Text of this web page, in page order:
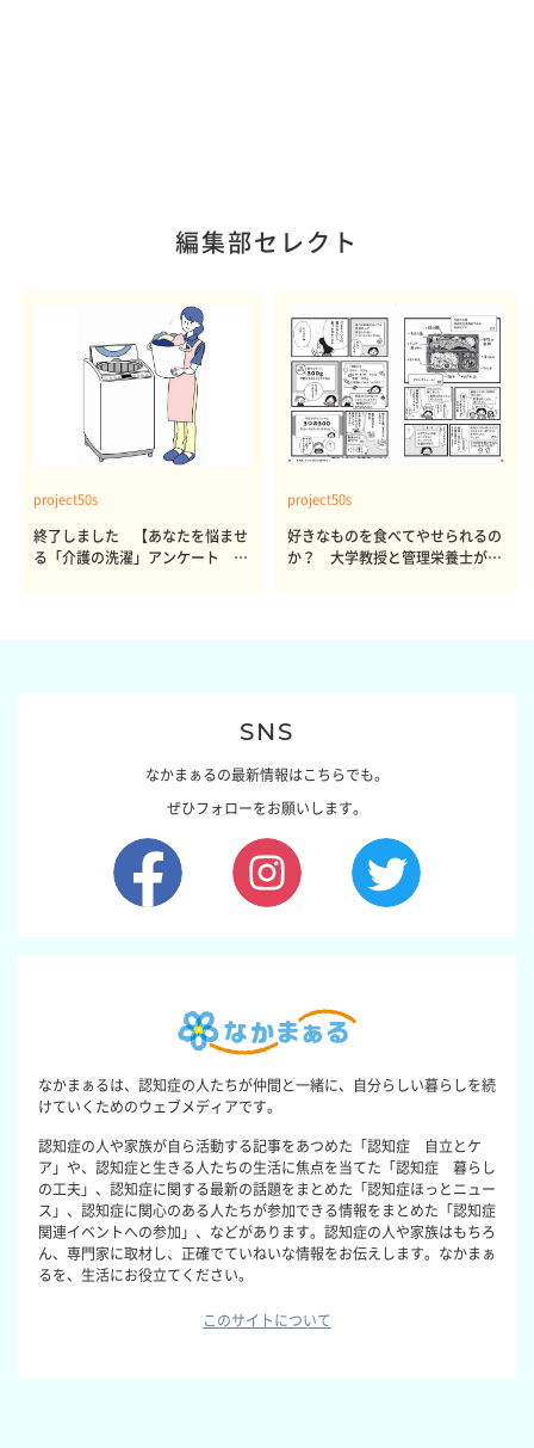
編集部セレクト
project50s
終了しました 【あなたを悩ませ
る「介護の洗濯」アンケート 体
project50s
好きなものを食べてやせられるの
か？ 大学教授と管理栄養士が出
SNS
なかまぁるの最新情報はこちらでも。
ぜひフォローをお願いします。
なかまぁるは、認知症の人たちが仲間と一緒に、自分らしい暮らしを続
けていくためのウェブメディアです。
認知症の人や家族が自ら活動する記事をあつめた「認知症 自立とケ
ア」や、認知症と生きる人たちの生活に焦点を当てた「認知症 暮らし
の工夫」、認知症に関する最新の話題をまとめた「認知症ほっとニュー
ス」、認知症に関心のある人たちが参加できる情報をまとめた「認知症
関連イベントへの参加」、などがあります。認知症の人や家族はもちろ
ん、専門家に取材し、正確でていねいな情報をお伝えします。なかまぁ
るを、生活にお役立てください。
このサイトについて